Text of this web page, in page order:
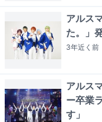
アルス
た。」
3年近く 前
アルス
ー卒業
す」